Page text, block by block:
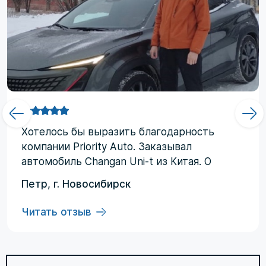
Хотелоcь бы выразить благодарность
компании Priority Аuto. Заказывал
автомобиль Changan Uni-t из Китая. О
компании узнал от друзей и коллег по
работе. Работал со мной менеджер
Евгений, логисты Ольга и Регина. В начале
Петр, г. Новосибирск
Читать отзыв